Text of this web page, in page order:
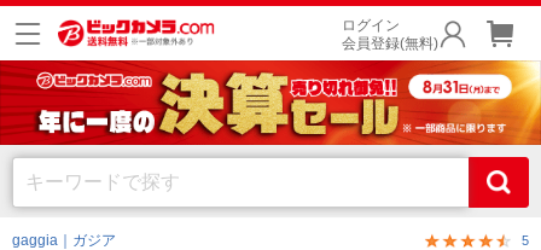
ログイン
会員登録(無料)
gaggia｜ガジア 5